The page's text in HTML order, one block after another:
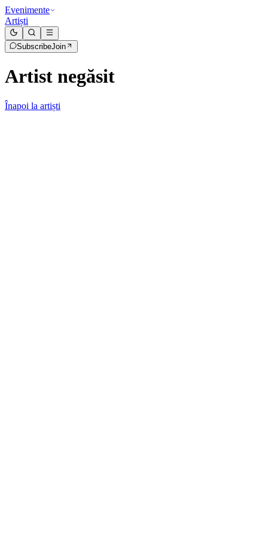
Evenimente
Artiști
SubscribeJoin
Artist negăsit
Înapoi la artiști